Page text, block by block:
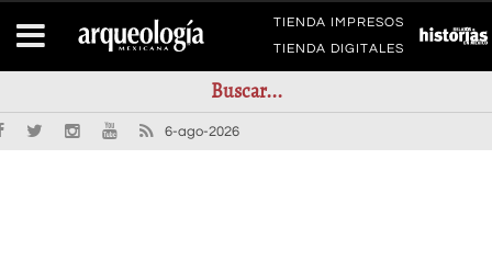
TIENDA IMPRESOS
TIENDA DIGITALES
6-ago-2026